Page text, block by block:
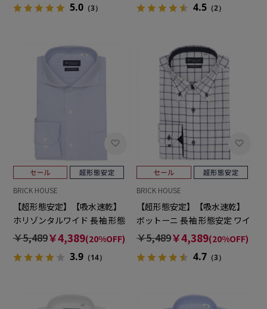
5.0（3） 4.5 （2）
BRICK HOUSE
【超形態安定】【吸水速乾】
ホリゾンタルワイド 長袖 形態
安定 ワイシャツ
￥5,489￥4,389(20%OFF)
3.9（14）
BRICK HOUSE
【超形態安定】【吸水速乾】
ボットーニ 長袖 形態安定 ワイ
シャツ
￥5,489￥4,389(20%OFF)
4.7 （3）